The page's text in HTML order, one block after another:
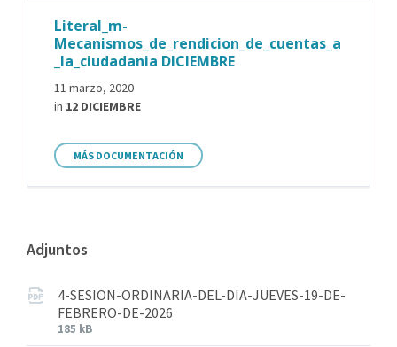
Literal_m-
Mecanismos_de_rendicion_de_cuentas_a
_la_ciudadania DICIEMBRE
11 marzo, 2020
in 12 DICIEMBRE
MÁS DOCUMENTACIÓN
Adjuntos
4-SESION-ORDINARIA-DEL-DIA-JUEVES-19-DE-
FEBRERO-DE-2026
185 kB